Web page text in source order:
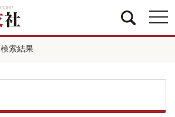
検索結果